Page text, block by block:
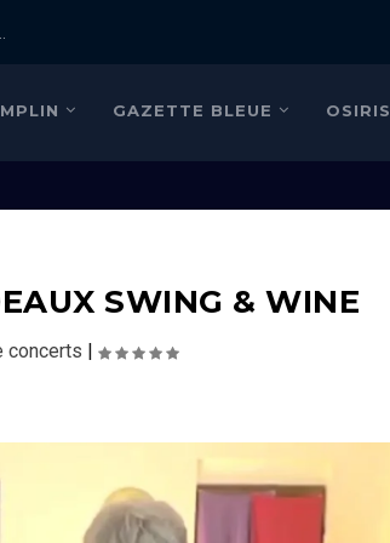
GAZETTE BLEUE OSIRIS
SWING & WINE
concerts |